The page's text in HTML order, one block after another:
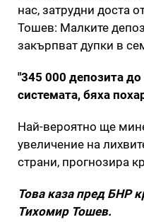
нас, затрудни доста
Тошев: Малките
закърпват дупки в
"345 000 депозита
системата, бяха
Най-вероятно ще
увеличение на
страни, прогнозира
Това каза пред БНР
Тихомир Тошев.